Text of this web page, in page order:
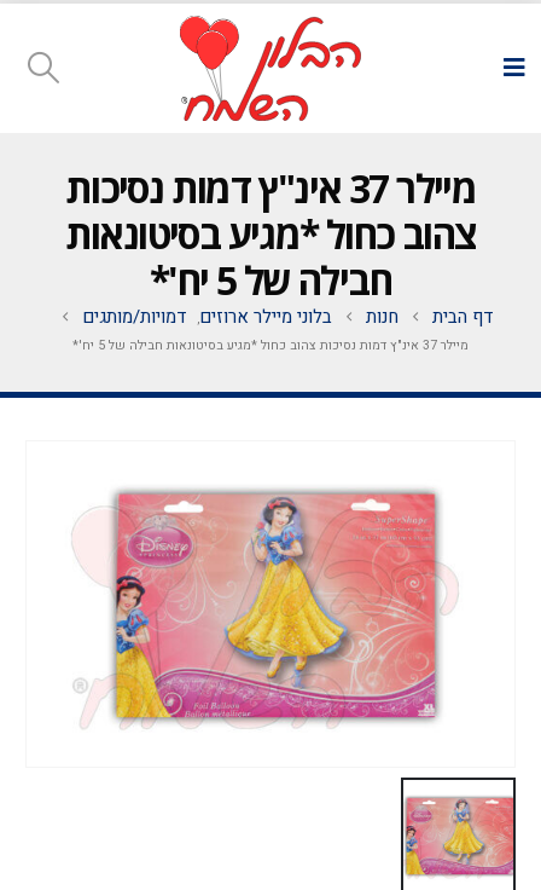
מיילר 37 אינ"ץ דמות נסיכות
צהוב כחול *מגיע בסיטונאות
חבילה של 5 יח'*
דף הבית חנות בלוני מיילר ארוזים, דמויות/מותגים
מיילר 37 אינ"ץ דמות נסיכות צהוב כחול *מגיע בסיטונאות חבילה של 5 יח'*